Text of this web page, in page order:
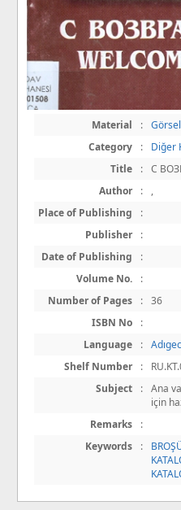
Material :
Category
: Diğer
Title
: С
Author
:
,
Place of Publishing
:
Publisher
:
Date of Publishing
:
Volume No.
:
Number of Pages
: 36
ISBN No
:
Language
:
Shelf Number
:
Subject
: Ana
için
Remarks
:
Keywords
: